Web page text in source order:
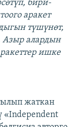
бири-
аракет
түшүнөт,
Азыр алардын
ишке
жаткан
«Independent